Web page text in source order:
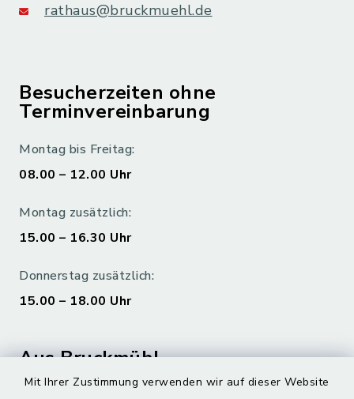
Mit Ihrer Zustimmung verwenden wir auf dieser Website
rathaus@bruckmuehl.de
Besucherzeiten ohne
Terminvereinbarung
Montag bis Freitag:
08.00 – 12.00 Uhr
Montag zusätzlich:
15.00 – 16.30 Uhr
Donnerstag zusätzlich:
15.00 – 18.00 Uhr
Aus Bruckmühl